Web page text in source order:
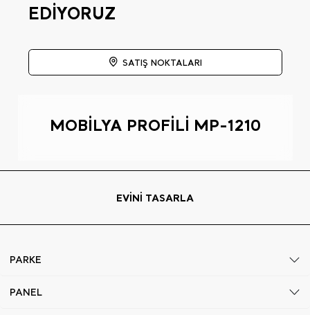
EDİYORUZ
SATIŞ NOKTALARI
MOBİLYA PROFİLİ MP-1210
EVİNİ TASARLA
PARKE
PANEL